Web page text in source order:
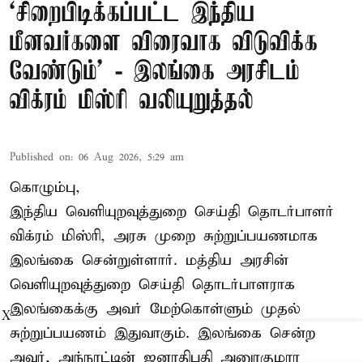
‘சிறைபிடிக்கப்பட்ட இந்திய
மீனவர்களை விரைவாக விடுவிக்க
வேண்டும்' - இலங்கை அரசிடம்
விக்ரம் மிஸ்ரி வலியுறுத்தல்
Published on: 06 Aug 2026, 5:29 am
கொழும்பு,
இந்திய வெளியுறவுத்துறை செய்தி தொடர்பாளர்
விக்ரம் மிஸ்ரி, அரசு முறை சுற்றுப்பயணமாக
இலங்கை சென்றுள்ளார். மத்திய அரசின்
வெளியுறவுத்துறை செய்தி தொடர்பாளராக
இலங்கைக்கு அவர் மேற்கொள்ளும் முதல்
சுற்றுப்பயணம் இதுவாகும். இலங்கை சென்ற
அவர், அந்நாட்டின் ஜனாதிபதி அனுரகுமார
X